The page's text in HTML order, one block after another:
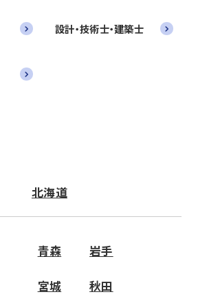
設計・技術士・建築士
北海道
青森 岩手
宮城 秋田